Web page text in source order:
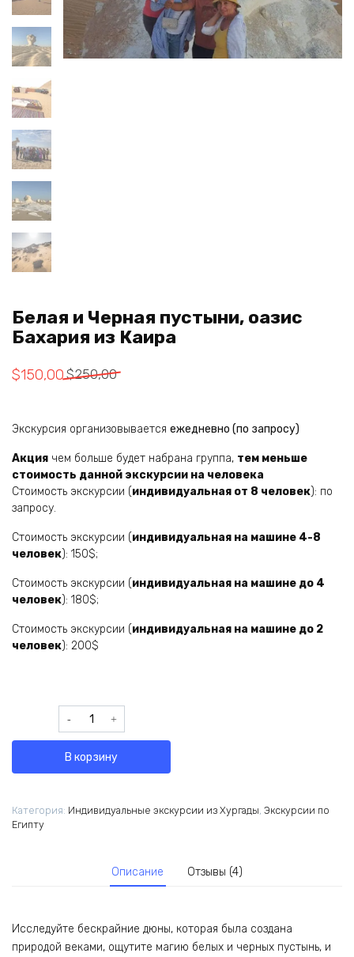
Белая и Черная пустыни, оазис
Бахария из Каира
$250,00
Первоначальная
$250,00.
$150,00
Текущая
Экскурсия организовывается ежедневно (по запросу)
Акция чем больше будет набрана группа, тем меньше
стоимость данной экскурсии на человека
Стоимость экскурсии (индивидуальная от 8 человек): по
запросу.
Стоимость экскурсии (индивидуальная на машине 4-8
человек): 150$;
Стоимость экскурсии (индивидуальная на машине до 4
человек): 180$;
Стоимость экскурсии (индивидуальная на машине до 2
человек): 200$
Количество
товара
оазис
В корзину
Категория: Индивидуальные экскурсии из Хургады Экскурсии по
Египту
Описание Отзывы (4)
Исследуйте бескрайние дюны, которая была создана
природой веками, ощутите магию белых и черных пустынь, и